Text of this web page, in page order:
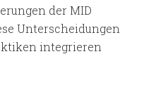
der MID
Unterscheidungen
integrieren